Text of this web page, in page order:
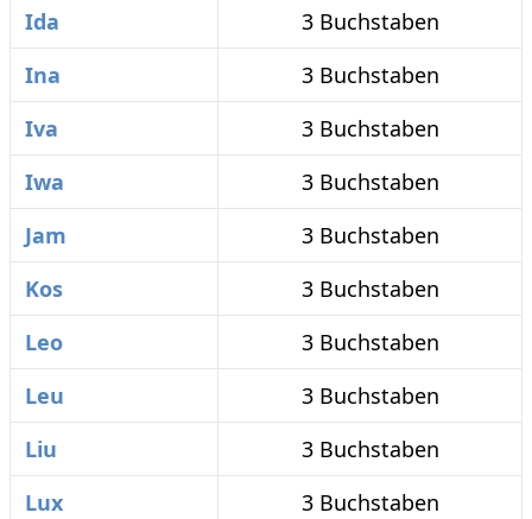
Ida
3 Buchstaben
Ina
3 Buchstaben
Iva
3 Buchstaben
Iwa
3 Buchstaben
Jam
3 Buchstaben
Kos
3 Buchstaben
Leo
3 Buchstaben
Leu
3 Buchstaben
Liu
3 Buchstaben
Lux
3 Buchstaben